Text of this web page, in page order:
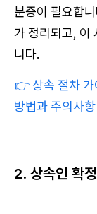
분증이 필요합
가 정리되고, 이
니다.
👉상속 절차
방법과 주의사항
2. 상속인 확